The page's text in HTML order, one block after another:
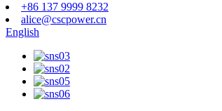
+86 137 9999 8232
alice@cscpower.cn
English